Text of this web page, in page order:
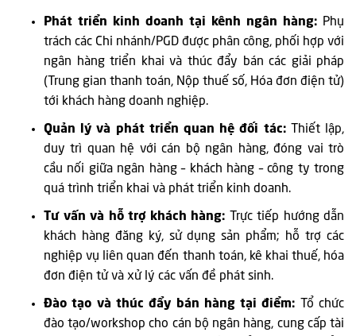
Phát triển kinh doanh tại kênh ngân hàng: Phụ
trách các Chi nhánh/PGD được phân công, phối hợp với
ngân hàng triển khai và thúc đẩy bán các giải pháp
(Trung gian thanh toán, Nộp thuế số, Hóa đơn điện tử)
tới khách hàng doanh nghiệp.
Quản lý và phát triển quan hệ đối tác: Thiết lập,
duy trì quan hệ với cán bộ ngân hàng, đóng vai trò
cầu nối giữa ngân hàng – khách hàng – công ty trong
quá trình triển khai và phát triển kinh doanh.
Tư vấn và hỗ trợ khách hàng: Trực tiếp hướng dẫn
khách hàng đăng ký, sử dụng sản phẩm; hỗ trợ các
nghiệp vụ liên quan đến thanh toán, kê khai thuế, hóa
đơn điện tử và xử lý các vấn đề phát sinh.
Đào tạo và thúc đẩy bán hàng tại điểm: Tổ chức
đào tạo/workshop cho cán bộ ngân hàng, cung cấp tài